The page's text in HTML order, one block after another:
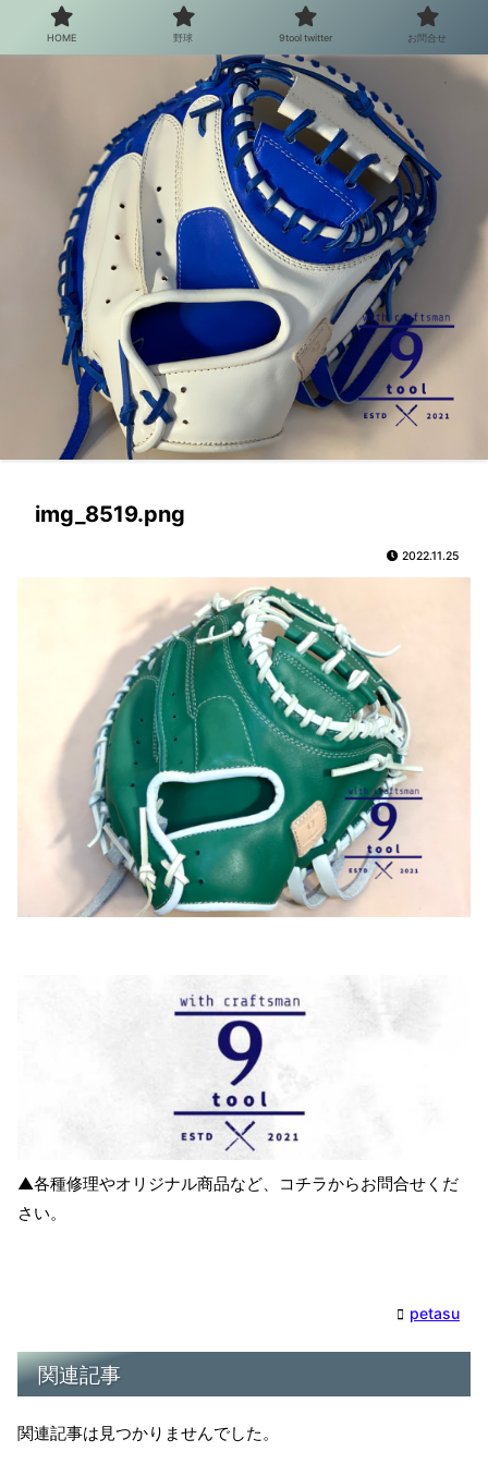
img_8519.png
2022.11.25
▲各種修理やオリジナル商品など、コチラからお問合せくだ
さい。
petasu
関連記事
関連記事は見つかりませんでした。
HOME 野球 9tool twitter お問合せ